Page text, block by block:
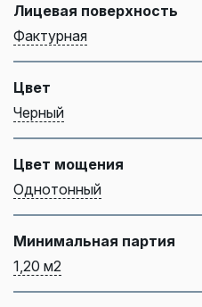
Лицевая поверхность
Фактурная
Цвет
Черный
Цвет мощения
Однотонный
Минимальная партия
1,20 м2